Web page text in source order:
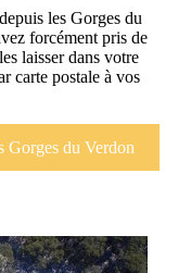
les Gorges du
forcément pris de
laisser dans votre
carte postale à vos
Gorges du Verdon